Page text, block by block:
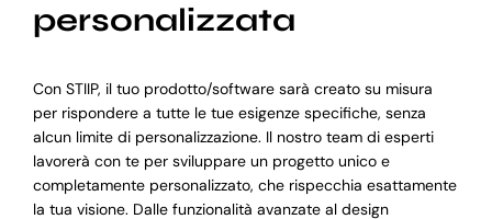
personalizzata
Con STIIP, il tuo prodotto/software sarà creato su misura
per rispondere a tutte le tue esigenze specifiche, senza
alcun limite di personalizzazione. Il nostro team di esperti
lavorerà con te per sviluppare un progetto unico e
completamente personalizzato, che rispecchia esattamente
la tua visione. Dalle funzionalità avanzate al design